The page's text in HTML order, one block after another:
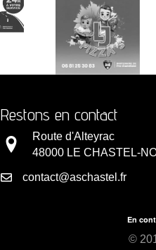
Restons en contact
Route d'Alteyrac
48000 LE CHASTEL-
contact@aschastel.fr
©
En